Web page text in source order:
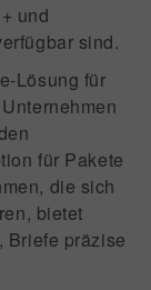
und
sind.
Lösung für
für Pakete
die sich
bietet
Briefe präzise